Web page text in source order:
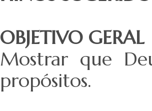
OBJETIVO GERAL
Mostrar que
propósitos.